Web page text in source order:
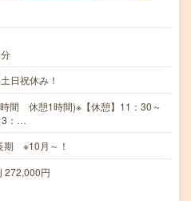
日祝休み！
間 休憩1時間)※【休憩】11：30～
：…
期 ※10月～！
円